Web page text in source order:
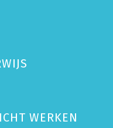
WERKEN